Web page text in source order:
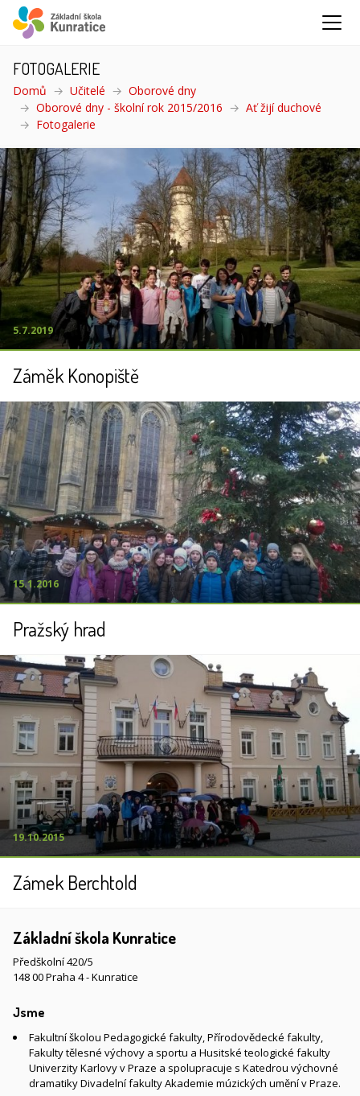
FOTOGALERIE
Domů Učitelé
Oborové dny
Oborové dny - školní rok 2015/2016
Ať žijí duchové
Fotogalerie
5.7.2019
Záměk Konopiště
15.1.2016
Pražský hrad
19.10.2015
Zámek Berchtold
Základní škola Kunratice
Předškolní 420/5
148 00 Praha 4 - Kunratice
Jsme
Fakultní školou Pedagogické fakulty, Přírodovědecké fakulty,
Fakulty tělesné výchovy a sportu a Husitské teologické fakulty
Univerzity Karlovy v Praze a spolupracuje s Katedrou výchovné
dramatiky Divadelní fakulty Akademie múzických umění v Praze.